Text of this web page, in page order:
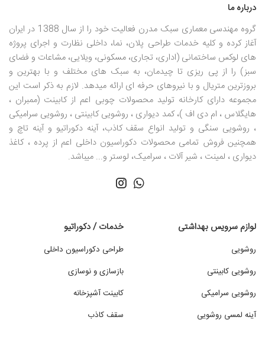
درباره ما
گروه مهندسی معماری سبک مدرن فعالیت خود را از سال 1388 در ایران
آغاز کرده و کلیه خدمات طراحی پلان، نما، داخلی نظارت و اجرای پروژه
های لوکس ساختمانی (اداری، تجاری، مسکونی، ویلایی، مشاعات و فضای
سبز) را از پی ریزی تا چیدمان، به سبک های مختلف و با بهترین و
بروزترین متریال و با نیروهای حرفه ای ارائه میدهد. لازم به ذکر است این
مجموعه دارای کارخانه تولید محصولات چوبی اعم از کابینت (ممبران ،
هایگلاس ، ام دی اف )، کمد دیواری ، روشویی کابینتی ، روشویی سرامیکی
، روشویی سنگی و تولید انواع سقف کاذب، آینه دکوراتیو و آینه تاچ و
همچنین فروش تمامی محصولات دکوراسیون داخلی اعم از پرده ، کاغذ
دیواری ، لمینت ، شیر آلات ، سرامیک، لوستر و... میباشد.
لوازم سرویس بهداشتی
روشویی
روشویی کابینتی
روشویی سرامیکی
آینه لمسی روشویی
خدمات / دکوراتیو
طراحی دکوراسیون داخلی
بازسازی و نوسازی
کابینت آشپزخانه
سقف کاذب